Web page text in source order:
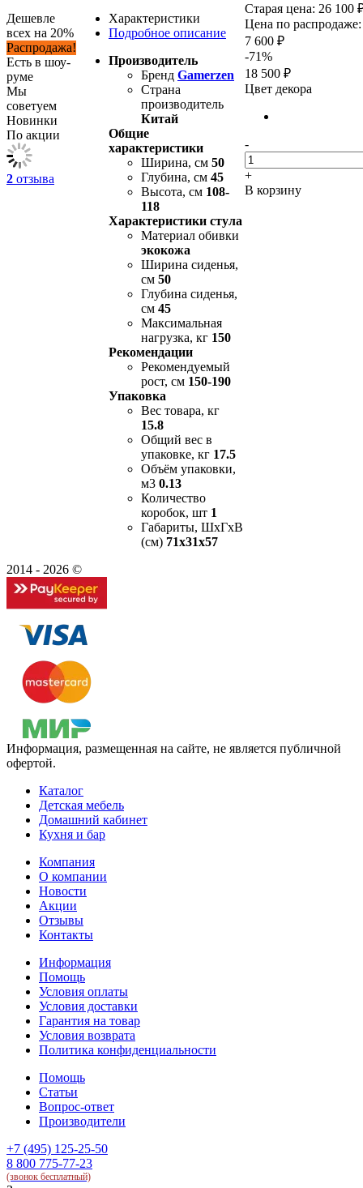
Дешевле
всех на 20%
Распродажа!
Есть в шоу-
руме
Мы
советуем
Новинки
По акции
2 отзыва
Характеристики
Подробное описание
Производитель
Бренд Gamerzen
Страна
производитель
Китай
Общие
характеристики
Ширина, см 50
Глубина, см 45
Высота, см 108-
118
Характеристики стула
Материал обивки
экокожа
Ширина сиденья,
см 50
Глубина сиденья,
см 45
Максимальная
нагрузка, кг 150
Рекомендации
Рекомендуемый
рост, см 150-190
Упаковка
Вес товара, кг
15.8
Общий вес в
упаковке, кг 17.5
Объём упаковки,
м3 0.13
Количество
коробок, шт 1
Габариты, ШxГxВ
(см) 71x31x57
Старая цена: 26 100
Цена по распродаже:
7 600 ₽
-71%
18 500 ₽
Цвет декора
-
+
В корзину
2014 - 2026 ©
Информация, размещенная на сайте, не является публичной
офертой.
Каталог
Детская мебель
Домашний кабинет
Кухня и бар
Компания
О компании
Новости
Акции
Отзывы
Контакты
Информация
Помощь
Условия оплаты
Условия доставки
Гарантия на товар
Условия возврата
Политика конфиденциальности
Помощь
Статьи
Вопрос-ответ
Производители
+7 (495) 125-25-50
8 800 775-77-23
(звонок бесплатный)